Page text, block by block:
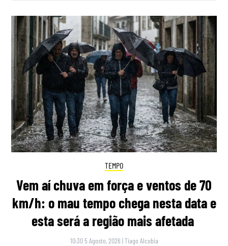
TEMPO
Vem aí chuva em força e ventos de 70
km/h: o mau tempo chega nesta data e
esta será a região mais afetada
10:30 5 Agosto, 2026 |Tiago Alcobia